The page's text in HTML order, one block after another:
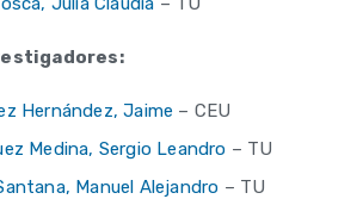
Hernández, Jaime – CEU
Medina, Sergio Leandro – TU
Manuel Alejandro – TU